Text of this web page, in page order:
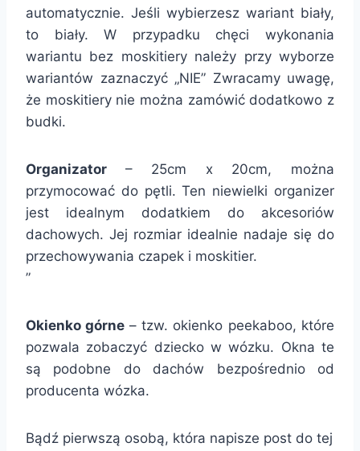
automatycznie. Jeśli wybierzesz wariant biały,
to biały. W przypadku chęci wykonania
wariantu bez moskitiery należy przy wyborze
wariantów zaznaczyć „NIE” Zwracamy uwagę,
że moskitiery nie można zamówić dodatkowo z
budki.
Organizator – 25cm x 20cm, można
przymocować do pętli. Ten niewielki organizer
jest idealnym dodatkiem do akcesoriów
dachowych. Jej rozmiar idealnie nadaje się do
przechowywania czapek i moskitier.
”
Okienko górne – tzw. okienko peekaboo, które
pozwala zobaczyć dziecko w wózku. Okna te
są podobne do dachów bezpośrednio od
producenta wózka.
Bądź pierwszą osobą, która napisze post do tej